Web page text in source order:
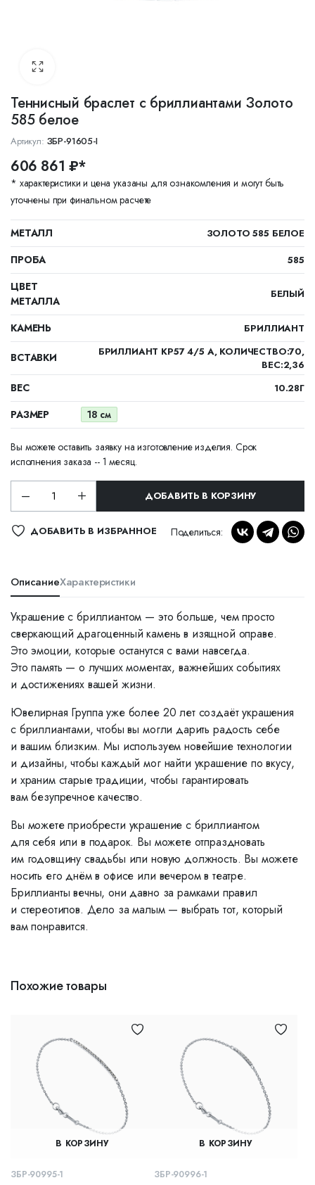
Теннисный браслет с бриллиантами Золото
585 белое
Артикул: ЗБР-91605-I
606 861 ₽*
* характеристики и цена указаны для ознакомления и могут быть
уточнены при финальном расчете
МЕТАЛЛ ЗОЛОТО 585 БЕЛОЕ
ПРОБА 585
ЦВЕТ
МЕТАЛЛА
БЕЛЫЙ
КАМЕНЬ БРИЛЛИАНТ
ВСТАВКИ
БРИЛЛИАНТ КР57 4/5 А, КОЛИЧЕСТВО:70,
ВЕС:2,36
ВЕС 10.28Г
РАЗМЕР 18 см
Вы можете оставить заявку на изготовление изделия. Срок
исполнения заказа -- 1 месяц.
ДОБАВИТЬ В КОРЗИНУ
ДОБАВИТЬ В ИЗБРАННОЕ Поделиться:
ОписаниеХарактеристики
Украшение с бриллиантом — это больше, чем просто
сверкающий драгоценный камень в изящной оправе.
Это эмоции, которые останутся с вами навсегда.
Это память — о лучших моментах, важнейших событиях
и достижениях вашей жизни.
Ювелирная Группа уже более 20 лет создаёт украшения
с бриллиантами, чтобы вы могли дарить радость себе
и вашим близким. Мы используем новейшие технологии
и дизайны, чтобы каждый мог найти украшение по вкусу,
и храним старые традиции, чтобы гарантировать
вам безупречное качество.
Вы можете приобрести украшение с бриллиантом
для себя или в подарок. Вы можете отпраздновать
им годовщину свадьбы или новую должность. Вы можете
носить его днём в офисе или вечером в театре.
Бриллианты вечны, они давно за рамками правил
и стереотипов. Дело за малым — выбрать тот, который
вам понравится.
Похожие товары
В КОРЗИНУ
ЗБР-90995-1
В КОРЗИНУ
ЗБР-90996-1